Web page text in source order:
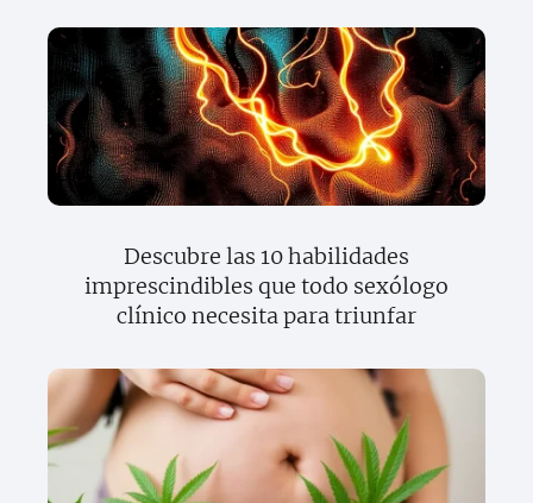
Descubre las 10 habilidades
imprescindibles que todo sexólogo
clínico necesita para triunfar